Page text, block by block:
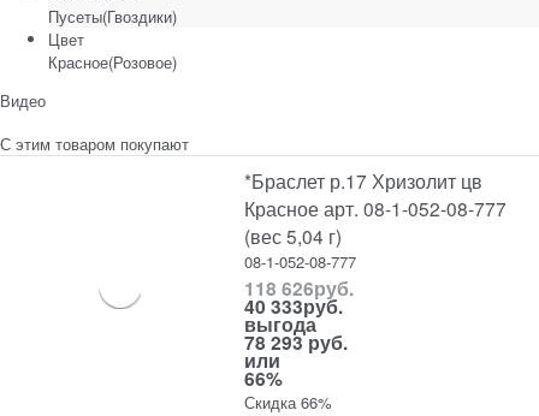
Пусеты(Гвоздики)
Цвет
Красное(Розовое)
Видео
С этим товаром покупают
*Браслет р.17 Хризолит цв
Красное арт. 08-1-052-08-777
(вес 5,04 г)
08-1-052-08-777
118 626руб.
40 333руб.
выгода
78 293 руб.
или
66%
Скидка 66%